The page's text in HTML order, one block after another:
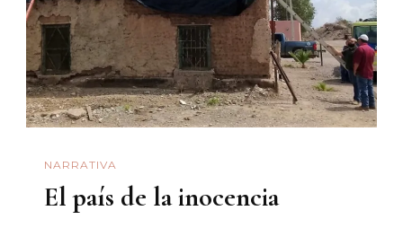
NARRATIVA
El país de la inocencia